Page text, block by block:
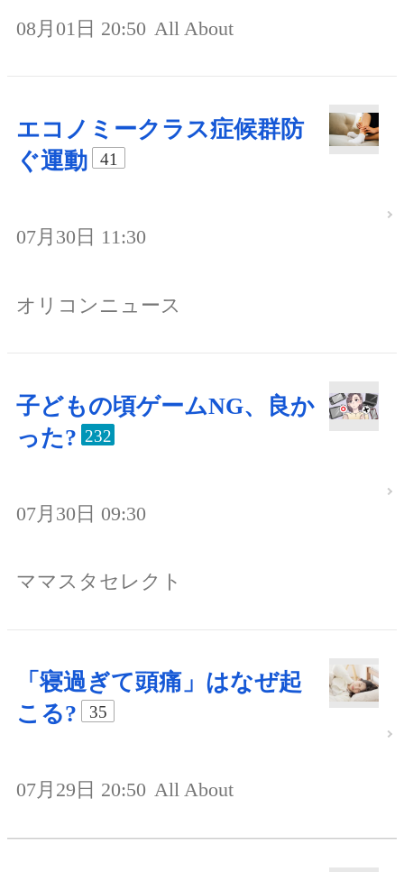
08月01日 20:50 All About
エコノミークラス症候群防
ぐ運動
41
07月30日 11:30
オリコンニュース
子どもの頃ゲームNG、良か
った? 232
07月30日 09:30
ママスタセレクト
「寝過ぎて頭痛」はなぜ起
こる?
35
07月29日 20:50 All About